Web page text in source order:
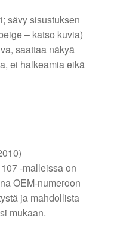
sävy sisustuksen
– katso kuvia)
saattaa näkyä
ei halkeamia eikä
-malleissa on
OEM-numeroon
ja mahdollista
mukaan.